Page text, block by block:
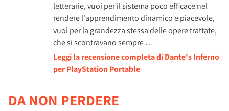
letterarie, vuoi per il sistema poco efficace nel
rendere l'apprendimento dinamico e piacevole,
vuoi per la grandezza stessa delle opere trattate,
che si scontravano sempre …
Leggi la recensione completa di Dante's Inferno
per PlayStation Portable
DA NON PERDERE